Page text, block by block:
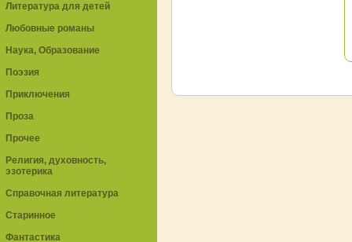
Литература для детей
Любовные романы
Наука, Образование
Поэзия
Приключения
Проза
Прочее
Религия, духовность,
эзотерика
Справочная литература
Старинное
Фантастика